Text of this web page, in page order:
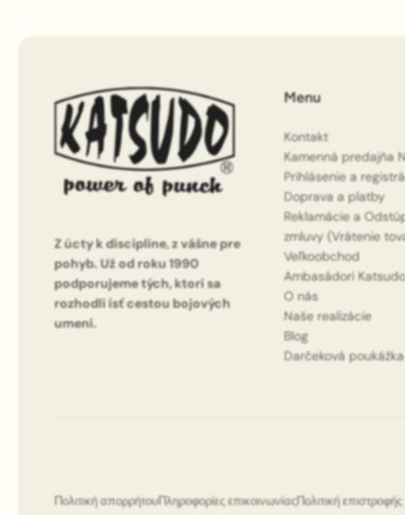
Z úcty k disciplíne, z vášne pre
pohyb. Už od roku 1990
podporujeme tých, ktorí sa
rozhodli ísť cestou bojových
umení.
Menu
Kontakt
Kamenná predajňa
Prihlásenie a
Doprava a platby
Reklamácie a
zmluvy (Vrátenie
Veľkoobchod
Ambasádori
O nás
Naše realizácie
Blog
Darčeková poukážka
Πολιτική απορρήτουΠληροφορίες επικοινωνίαςΠολιτική